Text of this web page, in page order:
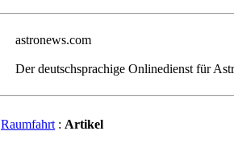
astronews.com
Der deutschsprachige Onlinedienst für
Raumfahrt : Artikel